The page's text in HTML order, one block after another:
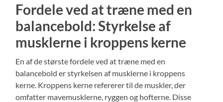
Fordele ved at træne med en
balancebold: Styrkelse af
musklerne i kroppens kerne
En af de største fordele ved at træne med en
balancebold er styrkelsen af musklerne i kroppens
kerne. Kroppens kerne refererer til de muskler, der
omfatter mavemusklerne, ryggen og hofterne. Disse